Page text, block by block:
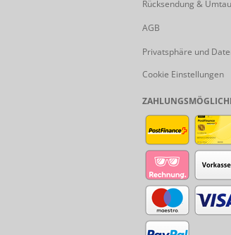
Rücksendung &
AGB
Privatsphäre und
Cookie Einstellungen